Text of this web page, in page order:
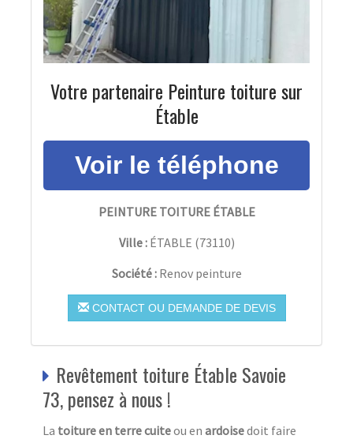
Votre partenaire Peinture toiture sur
Étable
PEINTURE TOITURE ÉTABLE
Ville : ÉTABLE (73110)
Société : Renov peinture
CONTACT OU DEMANDE DE DEVIS
Revêtement toiture Étable Savoie
73, pensez à nous !
La toiture en terre cuiteou en ardoisedoit faire